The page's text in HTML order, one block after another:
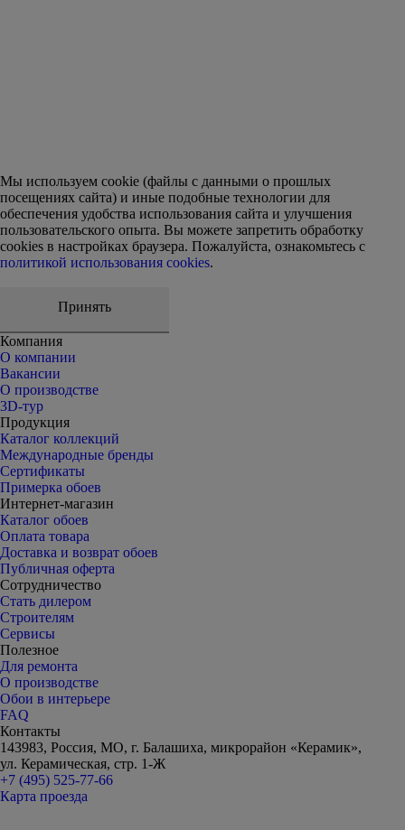
Мы используем cookie (файлы с данными о прошлых
посещениях сайта) и иные подобные технологии для
обеспечения удобства использования сайта и улучшения
пользовательского опыта. Вы можете запретить обработку
сookies в настройках браузера. Пожалуйста, ознакомьтесь с
политикой использования cookies.
Принять
Компания
О компании
Вакансии
О производстве
3D-тур
Продукция
Каталог коллекций
Международные бренды
Сертификаты
Примерка обоев
Интернет-магазин
Каталог обоев
Оплата товара
Доставка и возврат обоев
Публичная оферта
Сотрудничество
Стать дилером
Строителям
Сервисы
Полезное
Для ремонта
О производстве
Обои в интерьере
FAQ
Контакты
143983, Россия, МО, г. Балашиха, микрорайон «Керамик»,
ул. Керамическая, стр. 1-Ж
+7 (495) 525-77-66
Карта проезда